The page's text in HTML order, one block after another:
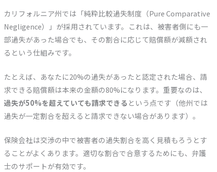
カリフォルニア州では「純粋比較過失制度（Pure Comparative
Negligence）」が採用されています。これは、被害者側にも一
部過失があった場合でも、その割合に応じて賠償額が減額され
るという仕組みです。
たとえば、あなたに20%の過失があったと認定された場合、請
求できる賠償額は本来の金額の80%になります。重要なのは、
過失が50%を超えていても請求できる という点です（他州では
過失が一定割合を超えると請求できない場合があります）。
保険会社は交渉の中で被害者の過失割合を高く見積もろうとす
ることがよくあります。適切な割合で合意するためにも、弁護
士のサポートが有効です。